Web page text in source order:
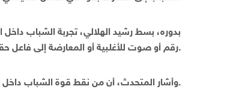
بدوره، بسط رشيد الهلالي، تجربة الشباب
رقم أو صوت للأغلبية أو المعارضة إلى فاعل حقيقي، وقوة اقتراحية وتوجيهية داخل المجلس والترافع من أجل مصلحة المواطن.
وأشار المتحدث، أن من نقط قوة الشباب داخل فريق العدالة والتنمية بمجلس الجماعة وجدة تجلت في المعرفة والنزاهة ونظافة اليد.